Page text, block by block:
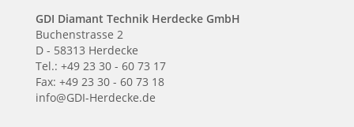
GDI Diamant Technik Herdecke GmbH
Buchenstrasse 2
D - 58313 Herdecke
Tel.: +49 23 30 - 60 73 17
Fax: +49 23 30 - 60 73 18
info@GDI-Herdecke.de